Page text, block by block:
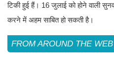
टिकी हुई हैं। 16 जुलाई को होने वाली
करने में अहम साबित हो सकती है।
FROM AROUND THE WEB